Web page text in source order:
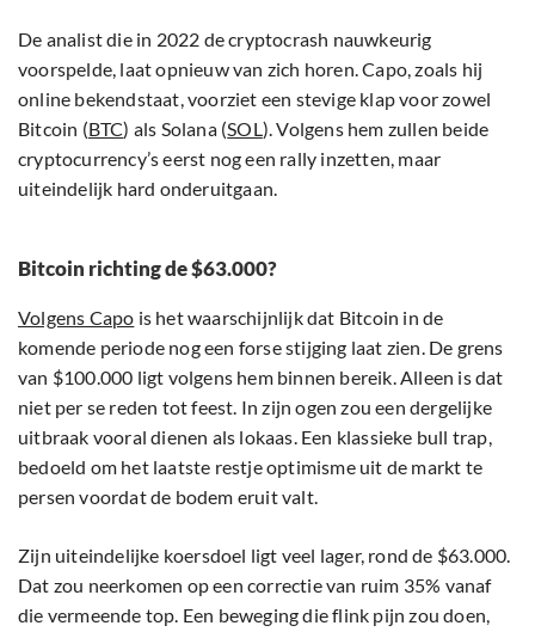
De analist die in 2022 de cryptocrash nauwkeurig
voorspelde, laat opnieuw van zich horen. Capo, zoals hij
online bekendstaat, voorziet een stevige klap voor zowel
Bitcoin (BTC) als Solana (SOL). Volgens hem zullen beide
cryptocurrency’s eerst nog een rally inzetten, maar
uiteindelijk hard onderuitgaan.
Bitcoin richting de $63.000?
Volgens Capo is het waarschijnlijk dat Bitcoin in de
komende periode nog een forse stijging laat zien. De grens
van $100.000 ligt volgens hem binnen bereik. Alleen is dat
niet per se reden tot feest. In zijn ogen zou een dergelijke
uitbraak vooral dienen als lokaas. Een klassieke bull trap,
bedoeld om het laatste restje optimisme uit de markt te
persen voordat de bodem eruit valt.
Zijn uiteindelijke koersdoel ligt veel lager, rond de $63.000.
Dat zou neerkomen op een correctie van ruim 35% vanaf
die vermeende top. Een beweging die flink pijn zou doen,